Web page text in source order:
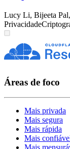
Lucy Li, Bijeeta Pal,
Privacidade
Áreas de foco
Mais privada
Mais segura
Mais rápida
Mais